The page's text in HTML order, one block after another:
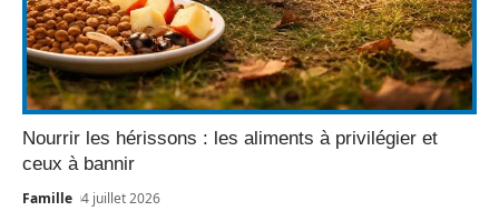
Nourrir les hérissons : les aliments à privilégier et
ceux à bannir
Famille 4 juillet 2026